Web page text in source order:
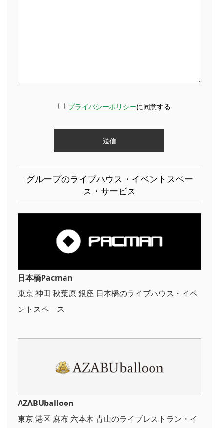
プライバシーポリシーに同意する
グループのライブハウス・イベントスペー
ス・サービス
日本橋Pacman
東京 神田 秋葉原 銀座 日本橋のライブハウス・イベ
ントスペース
AZABUballoon
東京 港区 麻布 六本木 青山のライブレストラン・イ